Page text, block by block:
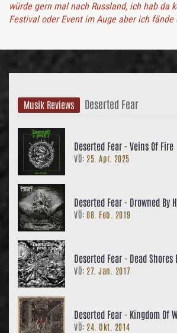
würde gern mal nach Russland, ich hab da
Festival oder Event im Auge aber ich fände
Musik Reviews Deserted Fear
Deserted Fear - Veins Of Fire
VÖ: 25. Apr. 2025
Deserted Fear - Drowned By
VÖ: 08. Feb. 2019
Deserted Fear - Dead Shores
VÖ: 27. Jan. 2017
Deserted Fear - Kingdom Of
VÖ: 24. Okt. 2014